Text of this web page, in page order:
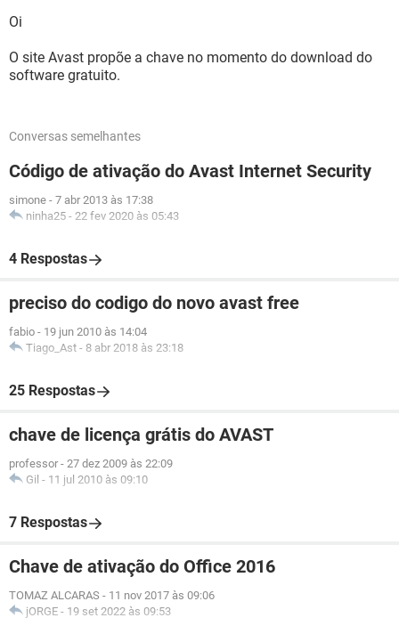
Oi
O site Avast propõe a chave no momento do download do
software gratuito.
Conversas semelhantes
Código de ativação do Avast Internet Security
simone - 7 abr 2013 às 17:38
ninha25 - 22 fev 2020 às 05:43
4 Respostas
preciso do codigo do novo avast free
fabio - 19 jun 2010 às 14:04
Tiago_Ast - 8 abr 2018 às 23:18
25 Respostas
chave de licença grátis do AVAST
professor - 27 dez 2009 às 22:09
Gil - 11 jul 2010 às 09:10
7 Respostas
Chave de ativação do Office 2016
TOMAZ ALCARAS - 11 nov 2017 às 09:06
jORGE - 19 set 2022 às 09:53